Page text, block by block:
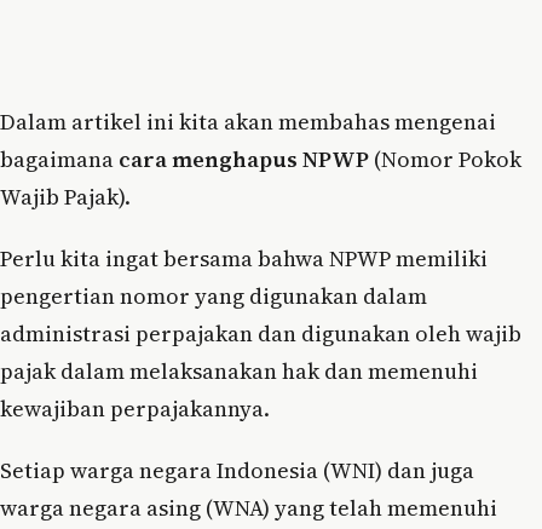
Dalam artikel ini kita akan membahas mengenai
bagaimana cara menghapus NPWP (Nomor Pokok
Wajib Pajak).
Perlu kita ingat bersama bahwa NPWP memiliki
pengertian nomor yang digunakan dalam
administrasi perpajakan dan digunakan oleh wajib
pajak dalam melaksanakan hak dan memenuhi
kewajiban perpajakannya.
Setiap warga negara Indonesia (WNI) dan juga
warga negara asing (WNA) yang telah memenuhi